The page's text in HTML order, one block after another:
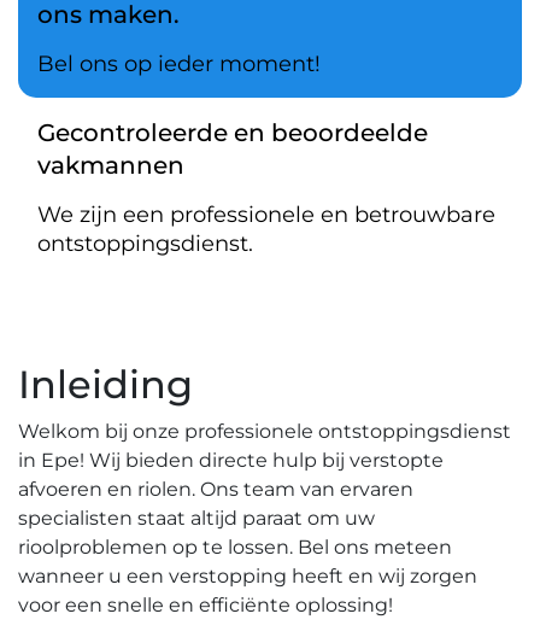
ons maken.
Bel ons op ieder moment!
Gecontroleerde en beoordeelde
vakmannen
We zijn een professionele en betrouwbare
ontstoppingsdienst.
Inleiding
Welkom bij onze professionele ontstoppingsdienst
in Epe!​ Wij bieden directe hulp bij verstopte
afvoeren en riolen.​ Ons team van ervaren
specialisten staat altijd paraat om uw
rioolproblemen op te lossen.​ Bel ons meteen
wanneer u een verstopping heeft en wij zorgen
voor een snelle en efficiënte oplossing!​